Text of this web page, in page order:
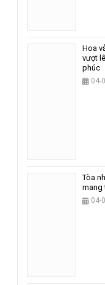
Hoa
vượt
phúc
04-
Tòa
mang
04-